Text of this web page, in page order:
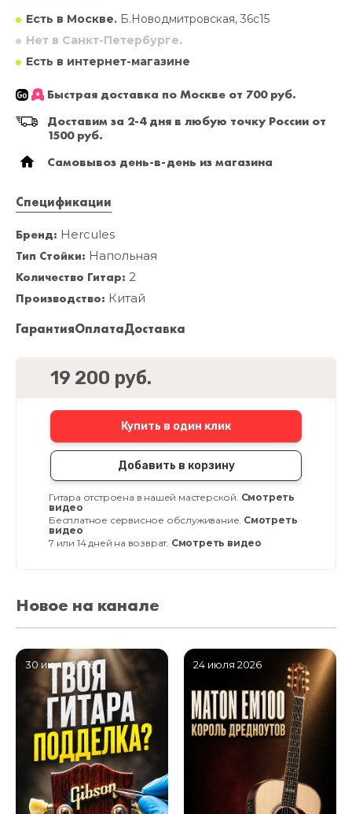
Есть в Москве. Б.Новодмитровская, 36с15
Нет в Санкт-Петербурге.
Есть в интернет-магазине
Быстрая доставка по Москве от 700 руб.
Доставим за 2-4 дня в любую точку России от
1500 руб.
Самовывоз день-в-день из магазина
Спецификации
Бренд: Hercules
Тип Стойки: Напольная
Количество Гитар: 2
Производство: Китай
ГарантияОплатаДоставка
19 200 руб.
Купить в один клик
Добавить в корзину
Гитара отстроена в нашей мастерской. Смотреть
видео
Бесплатное сервисное обслуживание. Смотреть
видео
7 или 14 дней на возврат. Смотреть видео
Новое на канале
30 июля 2026 24 июля 2026